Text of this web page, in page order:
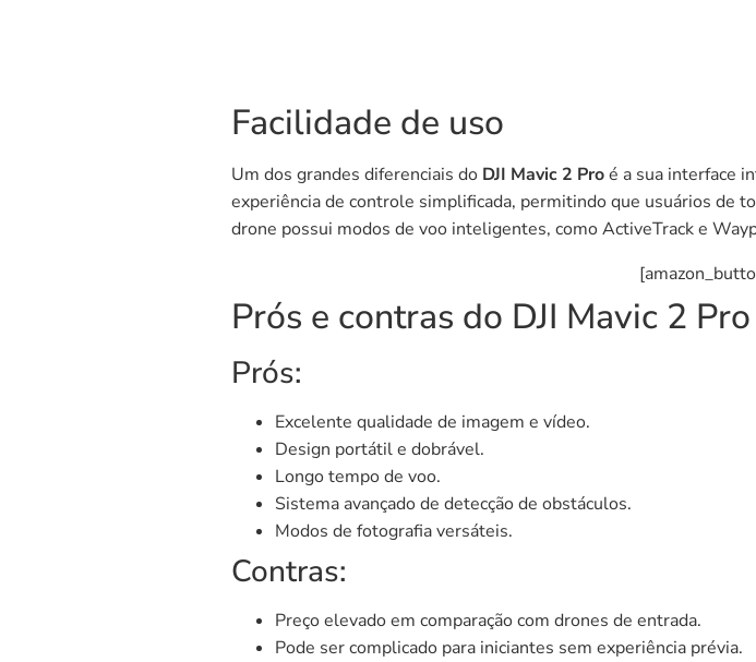
Facilidade de uso
Um dos grandes diferenciais do DJI Mavic 2 Proé a sua interface
experiência de controle simplificada, permitindo que usuários de
drone possui modos de voo inteligentes, como ActiveTrack e
Prós e contras do DJI Mavic 2 Pro
Prós:
Excelente qualidade de imagem e vídeo.
Design portátil e dobrável.
Longo tempo de voo.
Sistema avançado de detecção de obstáculos.
Modos de fotografia versáteis.
Contras:
Preço elevado em comparação com drones de entrada.
Pode ser complicado para iniciantes sem experiência prévia.